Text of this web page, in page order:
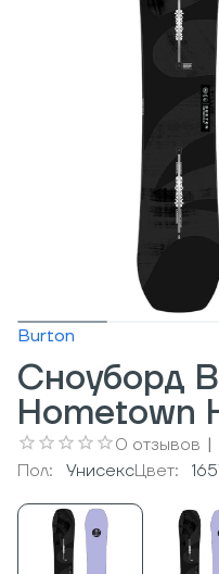
Burton
Сноуборд
Hometown
0 отзывов |
Пол:
УнисексЦвет: